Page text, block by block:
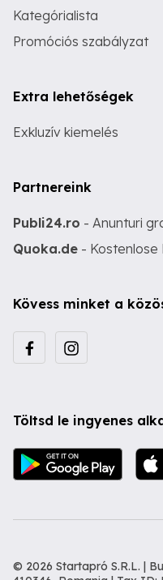
Kategórialista
Promóciós szabályzat
Extra lehetőségek
Exkluzív kiemelés
Partnereink
Publi24.ro - Anunturi
Quoka.de - Kostenlose
Kövess minket a
Töltsd le ingyenes
© 2026 Startapró S.R.L. |